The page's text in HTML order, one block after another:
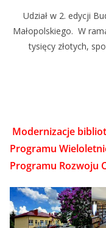
Udział w 2. edycji
Małopolskiego. W
tysięcy złotych,
Modernizacje
Programu
Programu Rozwoju